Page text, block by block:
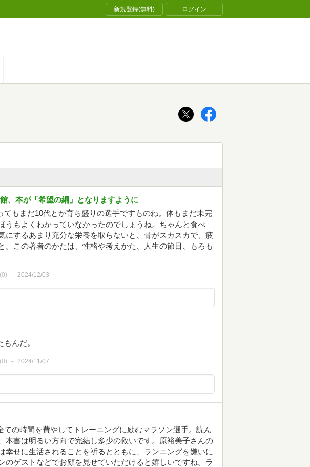
新規登録(無料) ログイン
、本が「希望の綱」となりますように
てもまだ10代とか育ち盛りの選手ですものね。体もまだ未完
うもよくわかっていなかったのでしょうね。ちゃんと食べ
にするあまり充分な栄養を取らないと、骨がスカスカで、疲
。この著者のかたは、性格や考えかた、人生の節目、もろも
0) 2024/12/03
んだ。
0) 2024/11/07
ての時間を費やしてトレーニングに励むマラソン選手。読ん
本書は明るい方向で完結し多少の救いです。原裕美子さんの
幸せに生活されることを祈るとともに、ランニングを嫌いに
のゲストなどでお顔を見せていただけると嬉しいですね。ラ